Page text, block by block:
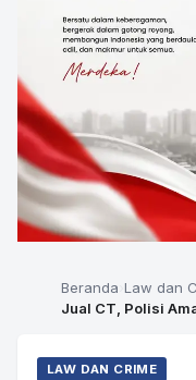
Beranda Law dan
Jual CT, Polisi
LAW DAN CRIME